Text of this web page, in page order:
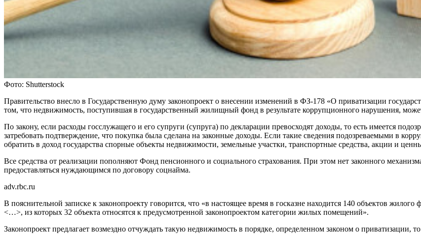
Фото: Shutterstock
Правительство внесло в Государственную думу законопроект о внесении изменений в ФЗ-178 «О приватизации
том, что недвижимость, поступившая в государственный жилищный фонд в результате коррупционного нарушения,
По закону, если расходы госслужащего и его супруги (супруга) по декларации превосходят доходы, то есть имеется
затребовать подтверждение, что покупка была сделана на законные доходы. Если такие сведения подозреваемыми в
обратить в доход государства спорные объекты недвижимости, земельные участки, транспортные средства, акции и
Все средства от реализации пополняют Фонд пенсионного и социального страхования. При этом нет законного
предоставляться нуждающимся по договору соцнайма.
adv.rbc.ru
В пояснительной записке к законопроекту говорится, что «в настоящее время в госказне находится 140 объектов
<…>, из которых 32 объекта относятся к предусмотренной законопроектом категории жилых помещений».
Законопроект предлагает возмездно отчуждать такую недвижимость в порядке, определенном законом о приватизации, то